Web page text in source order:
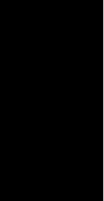
siempre hay
que se dan
escenas
al borde
mundo, Tesis
en uno
del cine